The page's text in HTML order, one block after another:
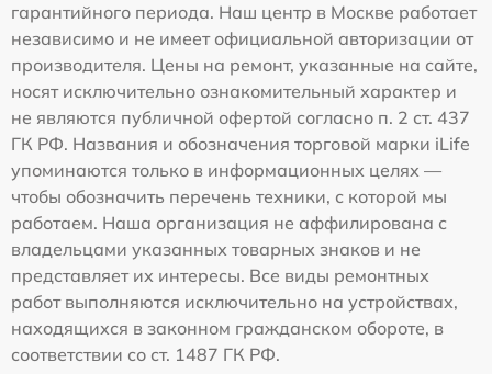
гарантийного периода. Наш центр в Москве работает
независимо и не имеет официальной авторизации от
производителя. Цены на ремонт, указанные на сайте,
носят исключительно ознакомительный характер и
не являются публичной офертой согласно п. 2 ст. 437
ГК РФ. Названия и обозначения торговой марки iLife
упоминаются только в информационных целях —
чтобы обозначить перечень техники, с которой мы
работаем. Наша организация не аффилирована с
владельцами указанных товарных знаков и не
представляет их интересы. Все виды ремонтных
работ выполняются исключительно на устройствах,
находящихся в законном гражданском обороте, в
соответствии со ст. 1487 ГК РФ.